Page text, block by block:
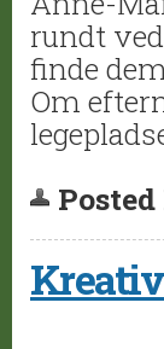
rundt
finde
Om